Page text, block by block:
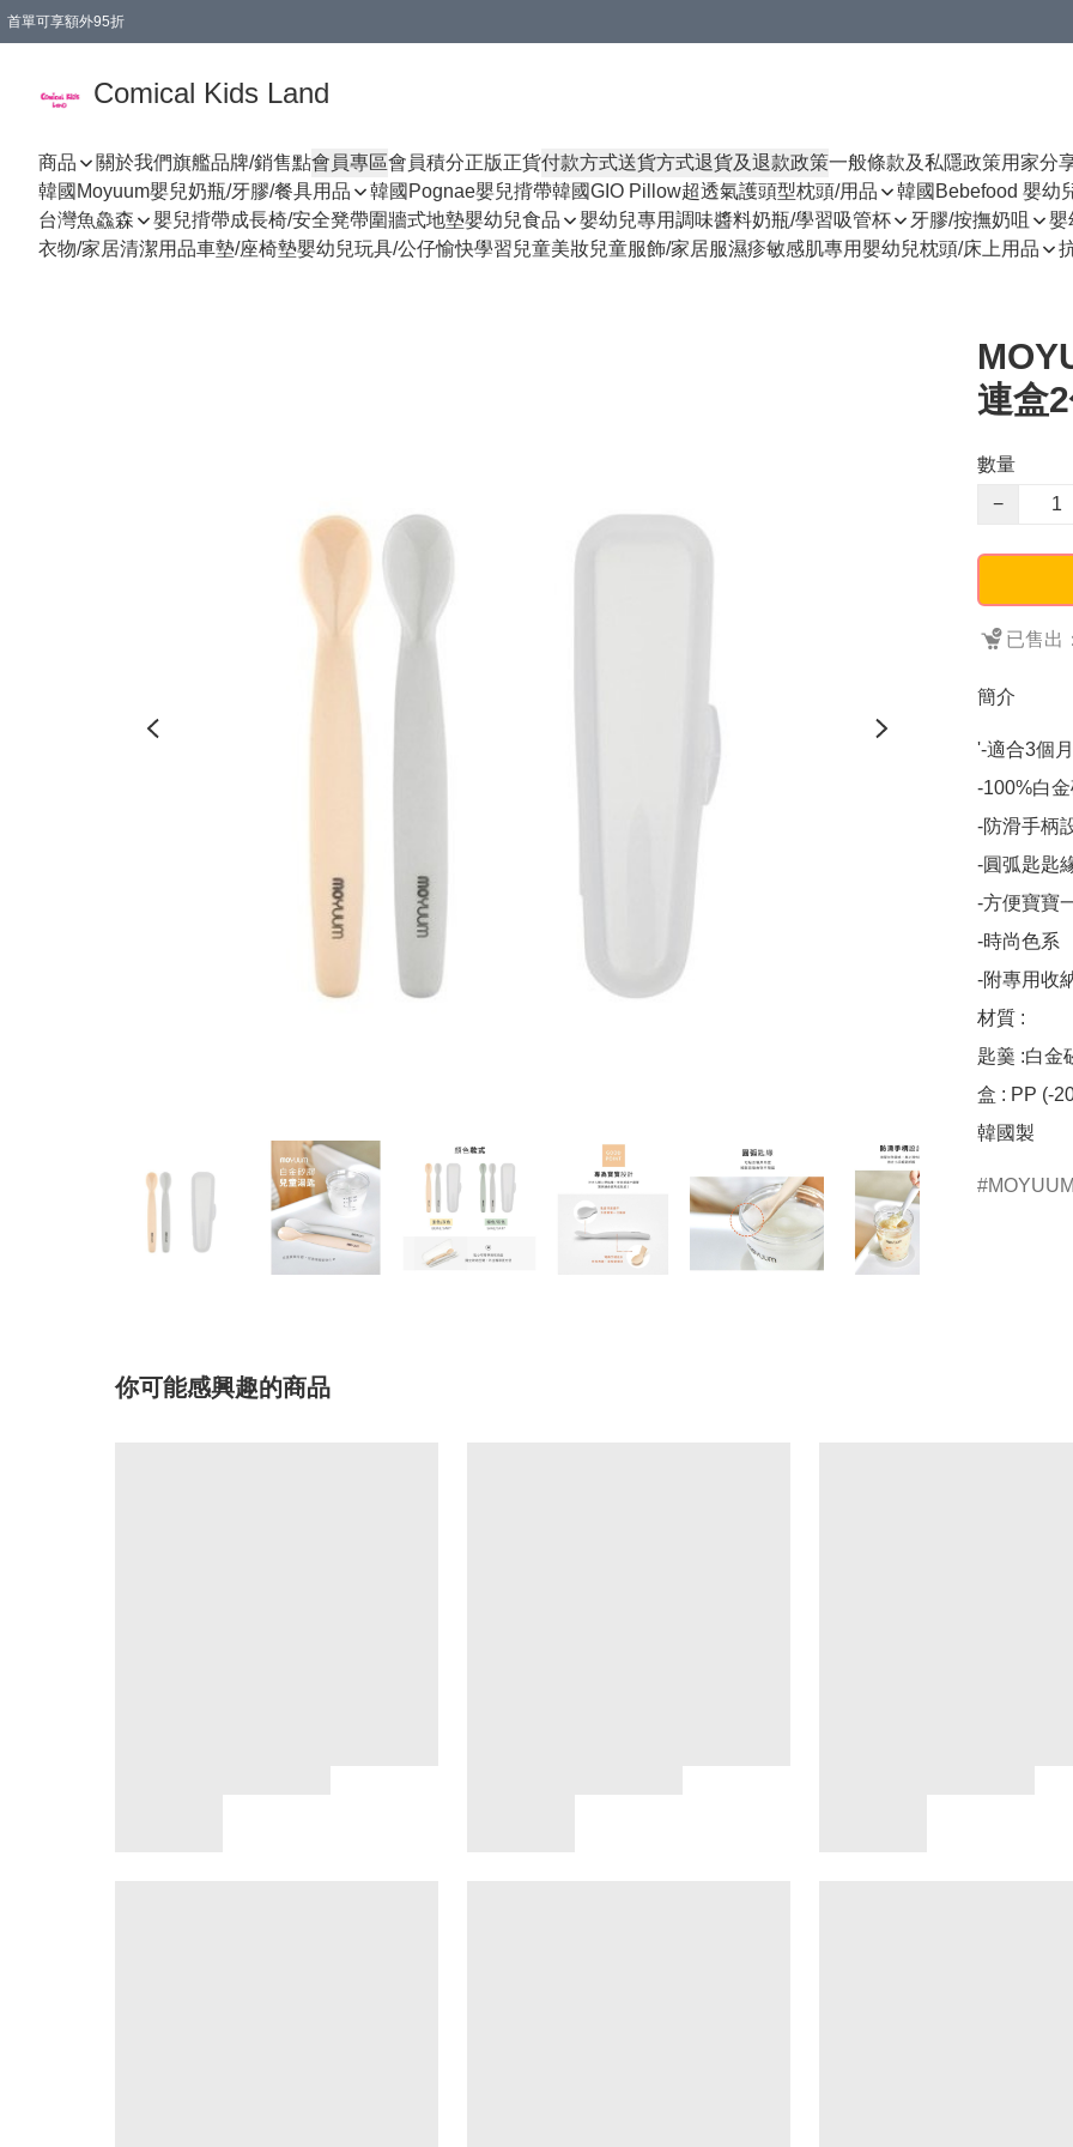
首單可享額外95折
Comical Kids Land
商品 關於我們旗艦品牌/銷售點會員專區會員積分正版正貨付款方式送貨方式退貨及退款政策一般條款及私隱政策用家分
韓國Moyuum嬰兒奶瓶/牙膠/餐具用品
韓國Pognae嬰兒揹帶韓國GIO Pillow超透氣護頭型枕頭/用品 韓國Bebefood 嬰幼
台灣魚鱻森
嬰兒揹帶成長椅/安全凳帶圍牆式地墊嬰幼兒食品 嬰幼兒專用調味醬料奶瓶/學習吸管杯 牙膠/按撫奶咀 嬰
衣物/家居清潔用品車墊/座椅墊嬰幼兒玩具/公仔愉快學習兒童美妝兒童服飾/家居服濕疹敏感肌專用嬰幼兒枕頭/床上用品
連盒
數量
−
已售出
簡介
'-適合3個
-100%白
-防滑手柄
-圓弧匙匙
-方便寶寶
-時尚色系
-附專用收
材質 :
匙羹 :白金
盒 : PP (-
韓國製
MOYUUM
你可能感興趣的商品